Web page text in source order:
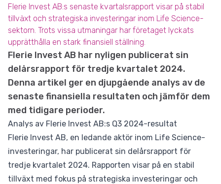
Flerie Invest AB:s senaste kvartalsrapport visar på stabil
tillväxt och strategiska investeringar inom Life Science-
sektorn. Trots vissa utmaningar har företaget lyckats
upprätthålla en stark finansiell ställning.
Flerie Invest AB har nyligen publicerat sin
delårsrapport för tredje kvartalet 2024.
Denna artikel ger en djupgående analys av de
senaste finansiella resultaten och jämför dem
med tidigare perioder.
Analys av Flerie Invest AB:s Q3 2024-resultat
Flerie Invest AB, en ledande aktör inom Life Science-
investeringar, har publicerat sin delårsrapport för
tredje kvartalet 2024. Rapporten visar på en stabil
tillväxt med fokus på strategiska investeringar och